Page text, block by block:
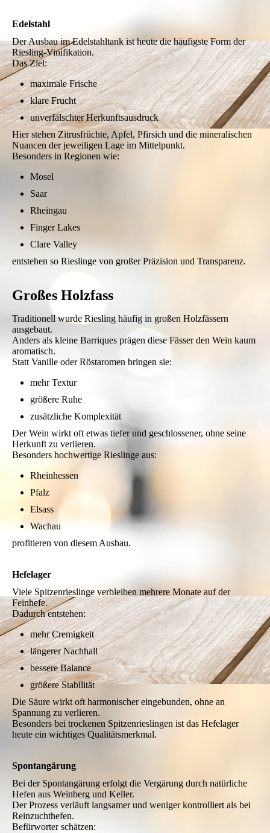
Edelstahl
Der Ausbau im Edelstahltank ist heute die häufigste Form der
Riesling-Vinifikation.
Das Ziel:
maximale Frische
klare Frucht
unverfälschter Herkunftsausdruck
Hier stehen Zitrusfrüchte, Apfel, Pfirsich und die mineralischen
Nuancen der jeweiligen Lage im Mittelpunkt.
Besonders in Regionen wie:
Mosel
Saar
Rheingau
Finger Lakes
Clare Valley
entstehen so Rieslinge von großer Präzision und Transparenz.
Großes Holzfass
Traditionell wurde Riesling häufig in großen Holzfässern
ausgebaut.
Anders als kleine Barriques prägen diese Fässer den Wein kaum
aromatisch.
Statt Vanille oder Röstaromen bringen sie:
mehr Textur
größere Ruhe
zusätzliche Komplexität
Der Wein wirkt oft etwas tiefer und geschlossener, ohne seine
Herkunft zu verlieren.
Besonders hochwertige Rieslinge aus:
Rheinhessen
Pfalz
Elsass
Wachau
profitieren von diesem Ausbau.
Hefelager
Viele Spitzenrieslinge verbleiben mehrere Monate auf der
Feinhefe.
Dadurch entstehen:
mehr Cremigkeit
längerer Nachhall
bessere Balance
größere Stabilität
Die Säure wirkt oft harmonischer eingebunden, ohne an
Spannung zu verlieren.
Besonders bei trockenen Spitzenrieslingen ist das Hefelager
heute ein wichtiges Qualitätsmerkmal.
Spontangärung
Bei der Spontangärung erfolgt die Vergärung durch natürliche
Hefen aus Weinberg und Keller.
Der Prozess verläuft langsamer und weniger kontrolliert als bei
Reinzuchthefen.
Befürworter schätzen: